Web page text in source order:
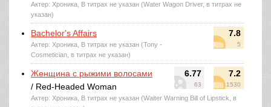
Актер: Хроника, В титрах не указан (Water Wagon Driver, в титрах не
указан)
7.8
5
Bachelor's Affairs
Актер: Хроника, В титрах не указан (Tony -
Cosmetician, в титрах не указан)
6.77
63
7.2
1530
Женщина с рыжими волосами
/ Red-Headed Woman
Актер: Хроника, В титрах не указан (Waiter Warning Bill of Lipstick, в